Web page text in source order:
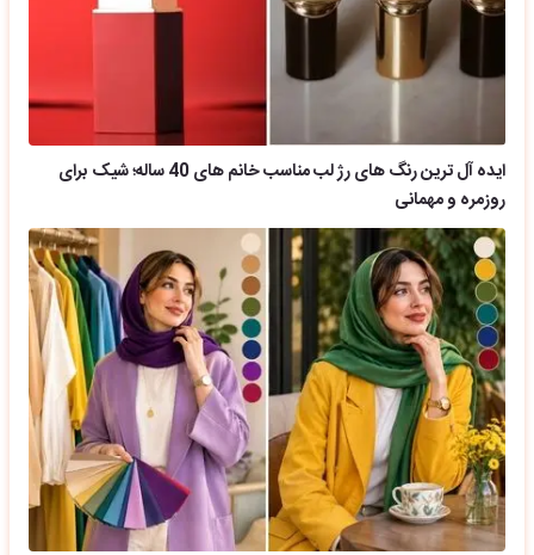
ایده آل ترین رنگ های رژ لب مناسب خانم های 40 ساله؛ شیک برای
روزمره و مهمانی